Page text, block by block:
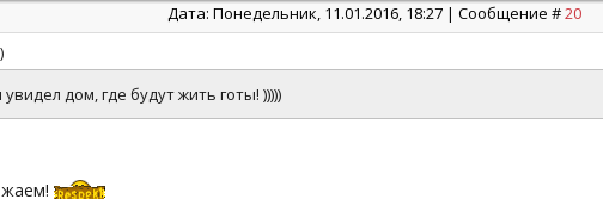
Дата: Понедельник, 11.01.2016, 18:27 | Сообщение #20
)
дом, где будут жить готы! )))))